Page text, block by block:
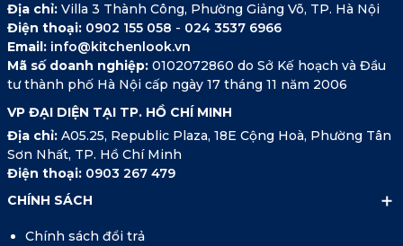
Địa chỉ: Villa 3 Thành Công, Phường Giảng Võ, TP. Hà Nội
Điện thoại: 0902 155 058 - 024 3537 6966
Email: info@kitchenlook.vn
Mã số doanh nghiệp:0102072860 do Sở Kế hoạch và Đầu
tư thành phố Hà Nội cấp ngày 17 tháng 11 năm 2006
VP ĐẠI DIỆN TẠI TP. HỒ CHÍ MINH
Địa chỉ: A05.25, Republic Plaza, 18E Cộng Hoà, Phường Tân
Sơn Nhất, TP. Hồ Chí Minh
Điện thoại: 0903 267 479
CHÍNH SÁCH
Chính sách đổi trả